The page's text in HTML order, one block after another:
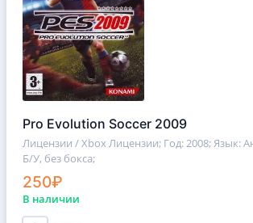
Pro Evolution Soccer 2009
Лицензии / Xbox Лицензии; Год: 2008; Язык:
Б/У, без бокса;
250₽
В наличии